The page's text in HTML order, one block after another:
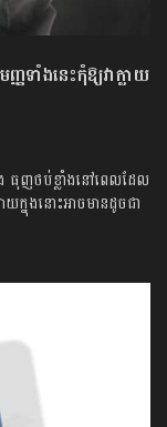
ាំងនេះកុំឱ្យវាក្លាយ
ធុញថប់ខ្លាំងនៅពេលដែល
ក្នុងនោះអាចមានដូចជា